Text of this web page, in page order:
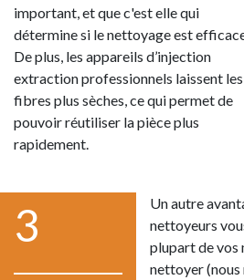
important, et que c'est elle qui
détermine si le nettoyage est
De plus, les appareils d’injection
extraction professionnels laissent les
fibres plus sèches, ce qui permet de
pouvoir réutiliser la pièce plus
rapidement.
3
Un autre
nettoyeurs
plupart de vos
nettoyer (nous